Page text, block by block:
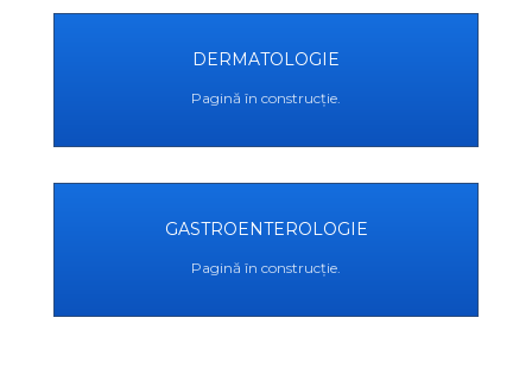
DERMATOLOGIE
Pagină în construcție.
GASTROENTEROLOGIE
Pagină în construcție.